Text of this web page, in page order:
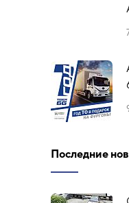
Последние